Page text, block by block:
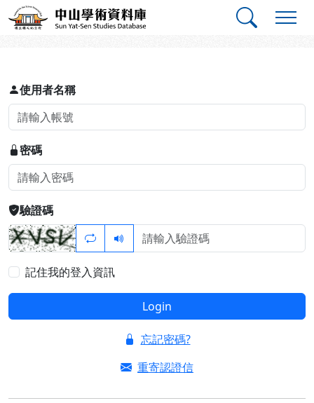
跳到主要內容
中山學術資料庫
登入
使用者名稱
密碼
驗證碼
記住我的登入資訊
Login
忘記密碼?
重寄認證信